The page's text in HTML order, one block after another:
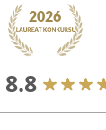
8.8